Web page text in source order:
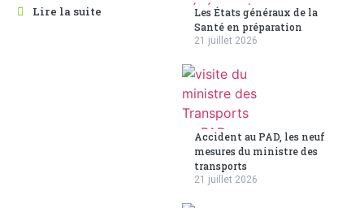
Lire la suite
Les États généraux de la
Santé en préparation
21 juillet 2026
Accident au PAD, les neuf
mesures du ministre des
transports
21 juillet 2026